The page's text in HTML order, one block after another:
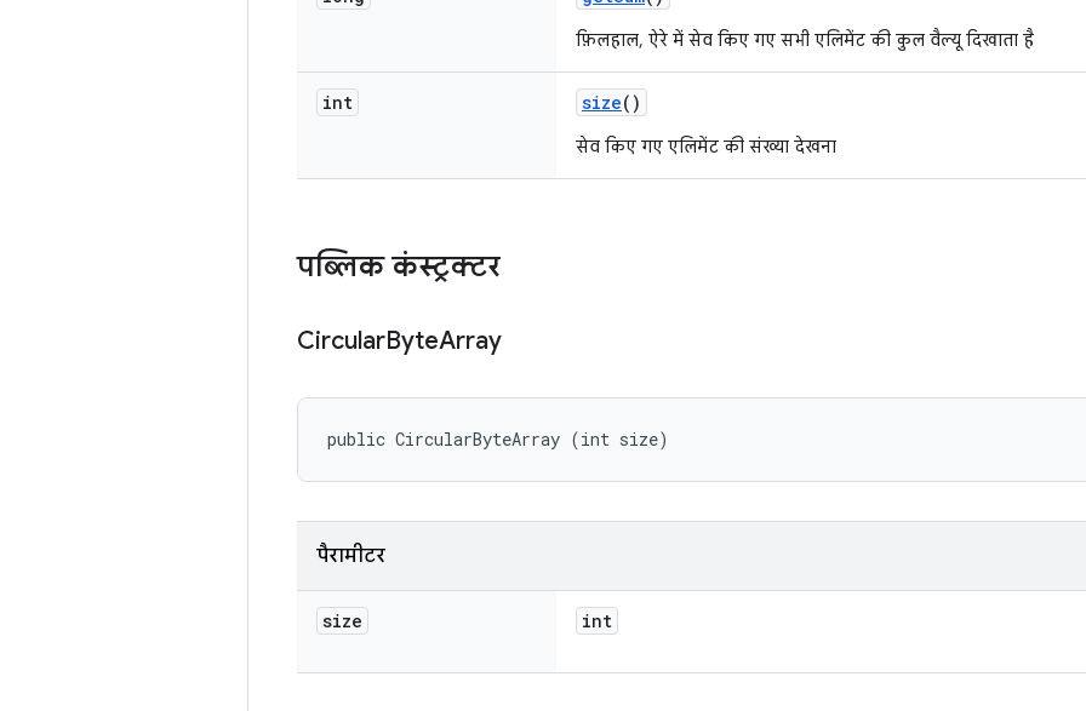
फ़िलहाल, ऐरे में सेव किए गए सभी एलिमेंट की कुल वैल्यू दिखाता है
int size()
सेव किए गए एलिमेंट की संख्या देखना
पब्लिक कंस्ट्रक्टर
CircularByteArray
public CircularByteArray (int size)
पैरामीटर
size int